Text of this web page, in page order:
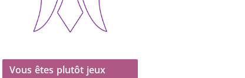
Vous êtes plutôt jeux